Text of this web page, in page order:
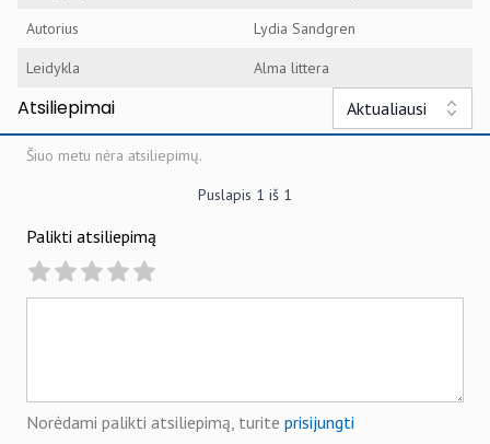
Autorius
Lydia Sandgren
Leidykla
Alma littera
Atsiliepimai Aktualiausi
Šiuo metu nėra atsiliepimų.
Puslapis 1 iš 1
Palikti atsiliepimą
Norėdami palikti atsiliepimą, turite prisijungti